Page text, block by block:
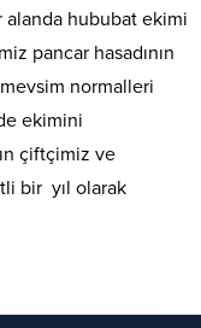
alanda hububat ekimi
pancar hasadının
normalleri
ekimini
çiftçimiz ve
bir yıl olarak